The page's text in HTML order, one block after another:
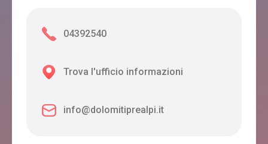
04392540
Trova l'ufficio informazioni
info@dolomitiprealpi.it